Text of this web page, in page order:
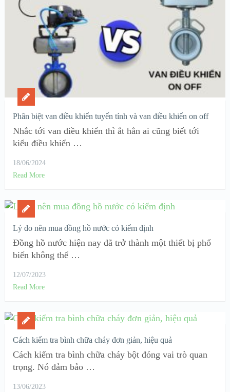
Phân biệt van điều khiển tuyến tính và van điều khiển on off
Nhắc tới van điều khiển thì ắt hẳn ai cũng biết tới
kiểu điều khiển …
18/06/2024
Read More
Lý do nên mua đồng hồ nước có kiểm định
Đồng hồ nước hiện nay đã trở thành một thiết bị phổ
biến không thể …
12/07/2023
Read More
Cách kiểm tra bình chữa cháy đơn giản, hiệu quả
Cách kiểm tra bình chữa cháy bột đóng vai trò quan
trọng. Nó đảm bảo …
13/06/2023